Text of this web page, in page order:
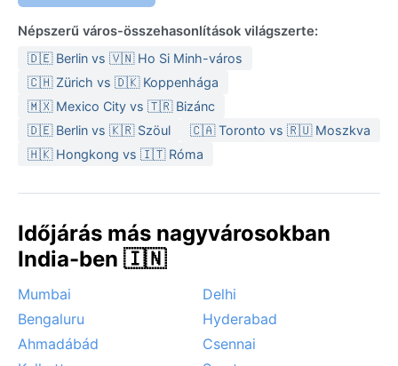
Népszerű város-összehasonlítások világszerte:
🇩🇪 Berlin vs 🇻🇳 Ho Si Minh-város
🇨🇭 Zürich vs 🇩🇰 Koppenhága
🇲🇽 Mexico City vs 🇹🇷 Bizánc
🇩🇪 Berlin vs 🇰🇷 Szöul
🇨🇦 Toronto vs 🇷🇺 Moszkva
🇭🇰 Hongkong vs 🇮🇹 Róma
Időjárás más nagyvárosokban
India-ben 🇮🇳
Mumbai
Delhi
Bengaluru
Hyderabad
Ahmadábád
Csennai